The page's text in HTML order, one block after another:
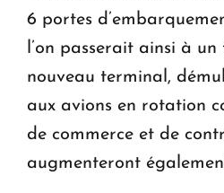
6 portes
l’on passerait ainsi à
nouveau terminal,
aux avions en rotation
de commerce et de
augmenteront